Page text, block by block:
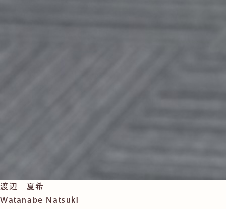
渡辺 夏希
Watanabe Natsuki